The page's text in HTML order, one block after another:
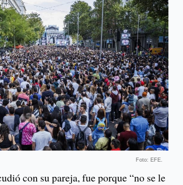
Foto: EFE.
con su pareja, fue porque “no se le